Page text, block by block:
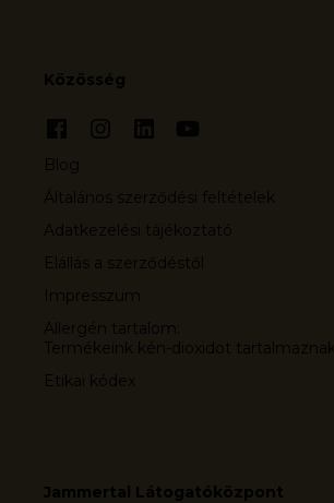
Közösség
Blog
Általános szerződési feltételek
Adatkezelési tájékoztató
Elállás a szerződéstől
Impresszum
Allergén tartalom:
Termékeink kén-dioxidot tartalmaznak
Etikai kódex
Jammertal Látogatóközpont